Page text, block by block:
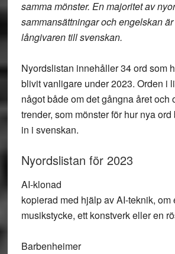
samma mönster. En majoritet av
sammansättningar och engelskan
långivaren till svenskan.
Nyordslistan innehåller 34 ord som
blivit vanligare under 2023. Orden i
något både om det gångna året och
trender, som mönster för hur nya
in i svenskan.
Nyordslistan för 2023
AI-klonad
kopierad med hjälp av AI-teknik, om
musikstycke, ett konstverk eller en
Barbenheimer